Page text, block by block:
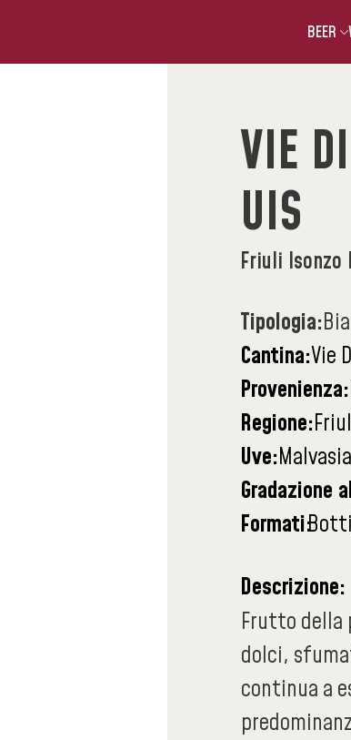
BEER
VIE
UIS
Friuli Isonzo
Tipologia:
Cantina:Vie
Provenienza:
Regione:
Uve:
Gradazione
Formati:
Descrizione:
Frutto della
dolci,
continua a